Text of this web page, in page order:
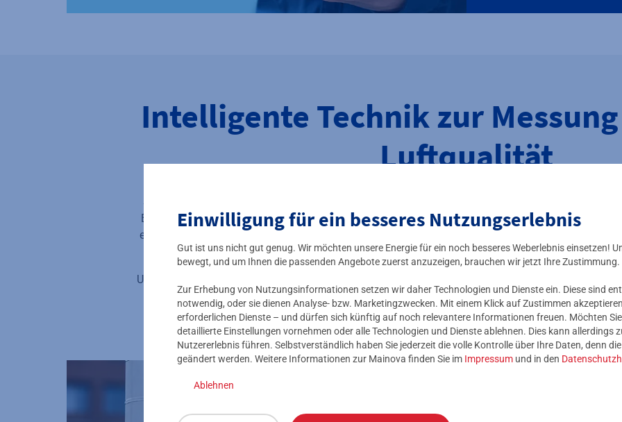
Einwilligung für ein besseres Nutzungserlebnis
Gut ist uns nicht gut genug. Wir möchten unsere Energie für ein noch besseres Weberlebnis einsetzen!
bewegt, und um Ihnen die passenden Angebote zuerst anzuzeigen, brauchen wir jetzt Ihre Zustimmung.
Zur Erhebung von Nutzungsinformationen setzen wir daher Technologien und Dienste ein. Diese sind
notwendig, oder sie dienen Analyse- bzw. Marketingzwecken. Mit einem Klick auf Zustimmen
erforderlichen Dienste – und dürfen sich künftig auf noch relevantere Informationen freuen. Möchten
detaillierte Einstellungen vornehmen oder alle Technologien und Dienste ablehnen. Dies kann allerdings
Nutzererlebnis führen. Selbstverständlich haben Sie jederzeit die volle Kontrolle über Ihre Daten, denn
geändert werden. Weitere Informationen zur Mainova finden Sie im Impressum und in den
Ablehnen
Intelligente Technik zur
Luftqualität
So steigern Sie die Lebensqualität in urbanen Regionen: Mit intelligentem Luftgüte-Monitoring
Blick. Per Fernüberwachung haben Sie Zugriff auf eine breite Datenbasis. Diese gibt Ihnen mehr
ermöglicht fundierte Entscheidungen zur Verbesserung der lokalen Luftqualität. Nutzen Sie die
und Bürger rechtzeitig über schlechte örtliche Luftbedingungen zu
Unkomplizierte Installation, intuitive Verwendung – unser hochmodernes Sensorsystem erfasst
Sie dann über eine Web-Applikation nahezu in Echtzeit abrufen können.